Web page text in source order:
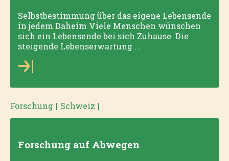
Selbstbestimmung über das eigene Lebensende
in jedem Daheim Viele Menschen wünschen
sich ein Lebensende bei sich Zuhause. Die
steigende Lebenserwartung ...
Forschung | Schweiz |
Forschung auf Abwegen